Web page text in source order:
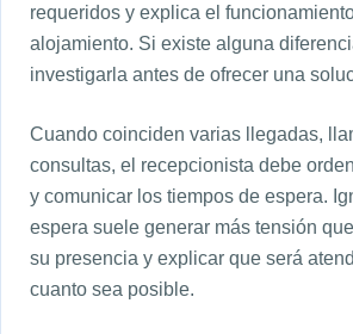
requeridos y explica el
alojamiento. Si existe alguna
investigarla antes de ofrecer una
Cuando coinciden varias llegadas,
consultas, el recepcionista debe
y comunicar los tiempos de espera.
espera suele generar más tensión
su presencia y explicar que será
cuanto sea posible.